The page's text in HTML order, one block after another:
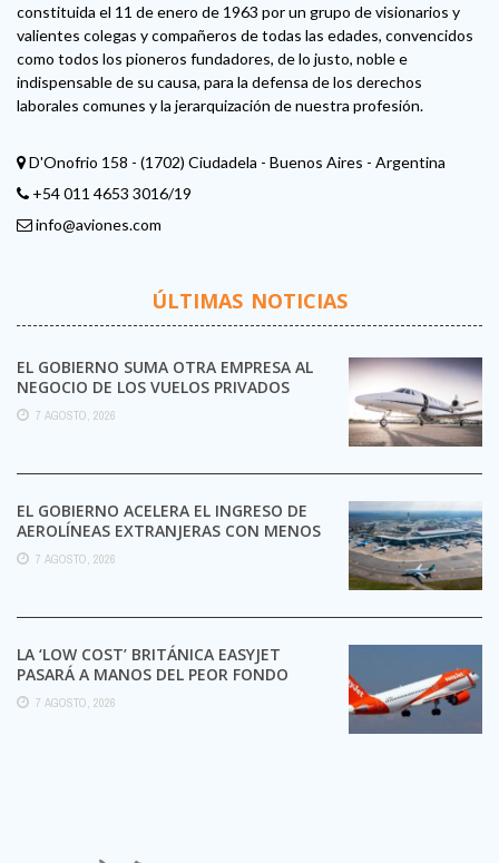
constituida el 11 de enero de 1963 por un grupo de visionarios y
valientes colegas y compañeros de todas las edades, convencidos
como todos los pioneros fundadores, de lo justo, noble e
indispensable de su causa, para la defensa de los derechos
laborales comunes y la jerarquización de nuestra profesión.
D'Onofrio 158 - (1702) Ciudadela - Buenos Aires - Argentina
+54 011 4653 3016/19
info@aviones.com
ÚLTIMAS NOTICIAS
EL GOBIERNO SUMA OTRA EMPRESA AL
NEGOCIO DE LOS VUELOS PRIVADOS
7 AGOSTO, 2026
EL GOBIERNO ACELERA EL INGRESO DE
AEROLÍNEAS EXTRANJERAS CON MENOS
TRÁMITES
7 AGOSTO, 2026
LA ‘LOW COST’ BRITÁNICA EASYJET
PASARÁ A MANOS DEL PEOR FONDO
POSIBLE:
7 AGOSTO, 2026